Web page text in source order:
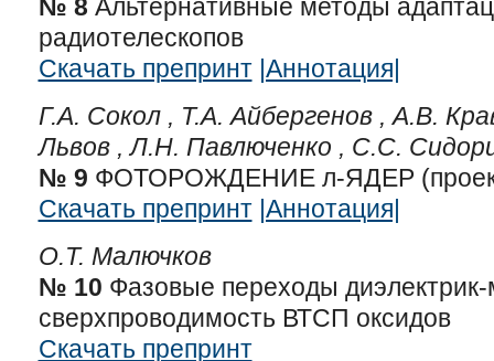
№ 8 Альтернативные методы
радиотелескопов
Скачать препринт |Аннотация|
Г.А. Сокол , Т.А. Айбергенов ,А.В.
Львов ,Л.Н. Павлюченко , С.С.
№ 9 ФОТОРОЖДЕНИЕ л-ЯДЕР
Скачать препринт |Аннотация|
О.Т. Малючков
№ 10 Фазовые переходы
сверхпроводимость ВТСП оксидов
Скачать препринт